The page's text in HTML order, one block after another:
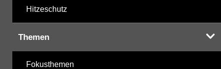
Hitzeschutz
Themen
Fokusthemen